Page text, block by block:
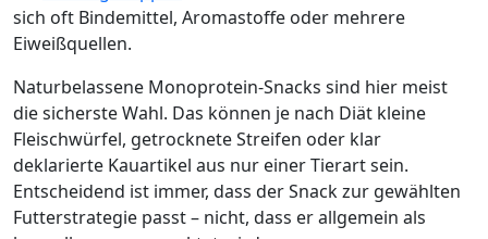
sich oft Bindemittel, Aromastoffe oder mehrere
Eiweißquellen.
Naturbelassene Monoprotein-Snacks sind hier meist
die sicherste Wahl. Das können je nach Diät kleine
Fleischwürfel, getrocknete Streifen oder klar
deklarierte Kauartikel aus nur einer Tierart sein.
Entscheidend ist immer, dass der Snack zur gewählten
Futterstrategie passt – nicht, dass er allgemein als